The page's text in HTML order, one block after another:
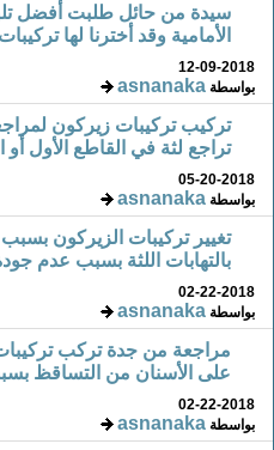
سيدة من حائل طلبت أفضل
الأمامية وقد أخترنا لها تركيبات
12-09-2018
بواسطةasnanaka
تركيب تركيبات زيركون
تراجع لثة في القاطع الأول أو
05-20-2018
بواسطةasnanaka
تغيير تركيبات الزيركون
بالتهابات اللثة بسبب عدم
02-22-2018
بواسطةasnanaka
مراجعة من جدة تركب
على الأسنان من التساقظ
02-22-2018
بواسطةasnanaka